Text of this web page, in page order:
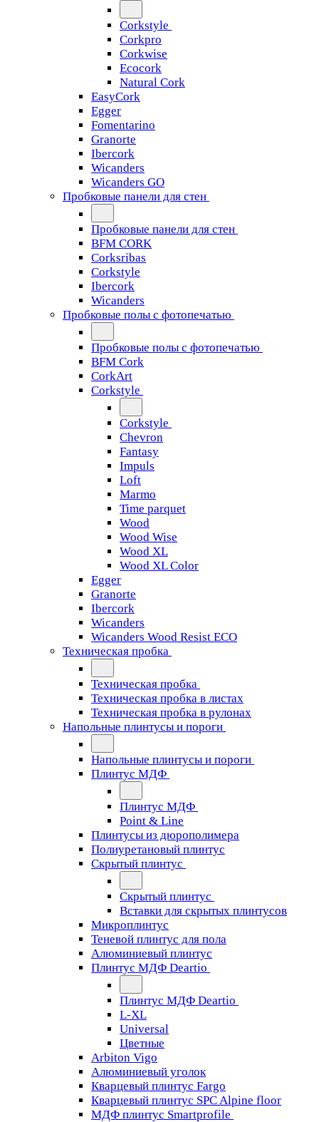
Corkstyle
Corkpro
Corkwise
Ecocork
Natural Cork
EasyCork
Egger
Fomentarino
Granorte
Ibercork
Wicanders
Wicanders GO
Пробковые панели для стен
Пробковые панели для стен
BFM CORK
Corksribas
Corkstyle
Ibercork
Wicanders
Пробковые полы с фотопечатью
Пробковые полы с фотопечатью
BFM Cork
CorkArt
Corkstyle
Corkstyle
Chevron
Fantasy
Impuls
Loft
Marmo
Time parquet
Wood
Wood Wise
Wood XL
Wood XL Color
Egger
Granorte
Ibercork
Wicanders
Wicanders Wood Resist ECO
Техническая пробка
Техническая пробка
Техническая пробка в листах
Техническая пробка в рулонах
Напольные плинтусы и пороги
Напольные плинтусы и пороги
Плинтус МДФ
Плинтус МДФ
Point & Line
Плинтусы из дюрополимера
Полиуретановый плинтус
Скрытый плинтус
Скрытый плинтус
Вставки для скрытых плинтусов
Микроплинтус
Теневой плинтус для пола
Алюминиевый плинтус
Плинтус МДФ Deartio
Плинтус МДФ Deartio
L-XL
Universal
Цветные
Arbiton Vigo
Алюминиевый уголок
Кварцевый плинтус Fargo
Кварцевый плинтус SPC Alpine floor
МДФ плинтус Smartprofile